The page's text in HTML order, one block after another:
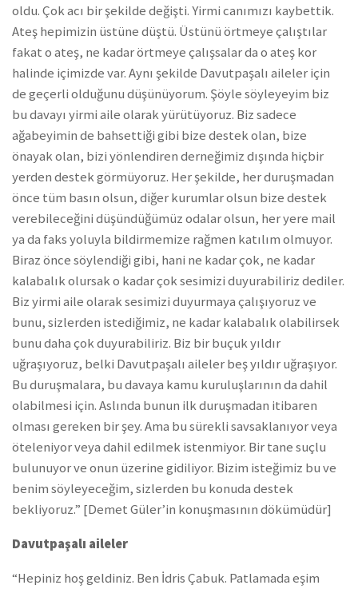
oldu. Çok acı bir şekilde değişti. Yirmi canımızı kaybettik.
Ateş hepimizin üstüne düştü. Üstünü örtmeye çalıştılar
fakat o ateş, ne kadar örtmeye çalışsalar da o ateş kor
halinde içimizde var. Aynı şekilde Davutpaşalı aileler için
de geçerli olduğunu düşünüyorum. Şöyle söyleyeyim biz
bu davayı yirmi aile olarak yürütüyoruz. Biz sadece
ağabeyimin de bahsettiği gibi bize destek olan, bize
önayak olan, bizi yönlendiren derneğimiz dışında hiçbir
yerden destek görmüyoruz. Her şekilde, her duruşmadan
önce tüm basın olsun, diğer kurumlar olsun bize destek
verebileceğini düşündüğümüz odalar olsun, her yere mail
ya da faks yoluyla bildirmemize rağmen katılım olmuyor.
Biraz önce söylendiği gibi, hani ne kadar çok, ne kadar
kalabalık olursak o kadar çok sesimizi duyurabiliriz dediler.
Biz yirmi aile olarak sesimizi duyurmaya çalışıyoruz ve
bunu, sizlerden istediğimiz, ne kadar kalabalık olabilirsek
bunu daha çok duyurabiliriz. Biz bir buçuk yıldır
uğraşıyoruz, belki Davutpaşalı aileler beş yıldır uğraşıyor.
Bu duruşmalara, bu davaya kamu kuruluşlarının da dahil
olabilmesi için. Aslında bunun ilk duruşmadan itibaren
olması gereken bir şey. Ama bu sürekli savsaklanıyor veya
öteleniyor veya dahil edilmek istenmiyor. Bir tane suçlu
bulunuyor ve onun üzerine gidiliyor. Bizim isteğimiz bu ve
benim söyleyeceğim, sizlerden bu konuda destek
bekliyoruz.” [Demet Güler’in konuşmasının dökümüdür]
Davutpaşalı aileler
“Hepiniz hoş geldiniz. Ben İdris Çabuk. Patlamada eşim